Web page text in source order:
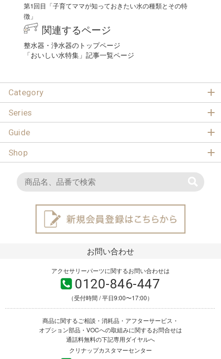
第1回目「子育てママが知っておきたい水の種類とその特
徴」
関連するページ
整水器・浄水器のトップページ
「おいしい水特集」記事一覧ページ
Category
Series
Guide
Shop
お問い合わせ
アクセサリーパーツに関するお問い合わせは
0120-846-447
（受付時間 / 平日9:00〜17:00）
商品に関するご相談・消耗品・アフターサービス・
オプション部品・VOCへの取組みに関するお問合せは
通話料無料の下記専用ダイヤルへ
クリナップカスタマーセンター